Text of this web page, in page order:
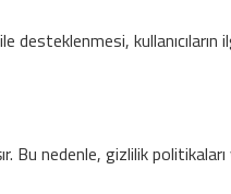
kullanıcıların
Bu nedenle, gizlilik